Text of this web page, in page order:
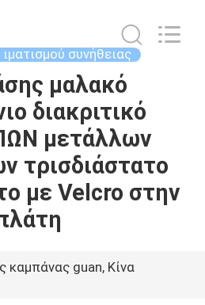
συνήθειας
μαλακό
διακριτικό
μετάλλων
τρισδιάστατο
με Velcro στην
καμπάνας guan, Κίνα